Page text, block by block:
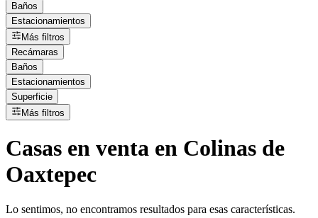
Baños
Estacionamientos
Más filtros
Recámaras
Baños
Estacionamientos
Superficie
Más filtros
Casas en venta en Colinas de
Oaxtepec
Lo sentimos, no encontramos resultados para esas características.